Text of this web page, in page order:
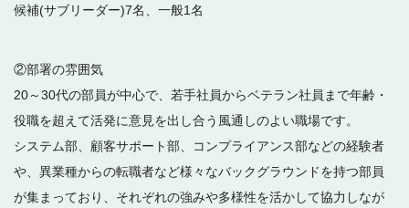
候補(サブリーダー)7名、一般1名
②部署の雰囲気
20～30代の部員が中心で、若手社員からベテラン社員まで年齢・
役職を超えて活発に意見を出し合う風通しのよい職場です。
システム部、顧客サポート部、コンプライアンス部などの経験者
や、異業種からの転職者など様々なバックグラウンドを持つ部員
が集まっており、それぞれの強みや多様性を活かして協力しなが